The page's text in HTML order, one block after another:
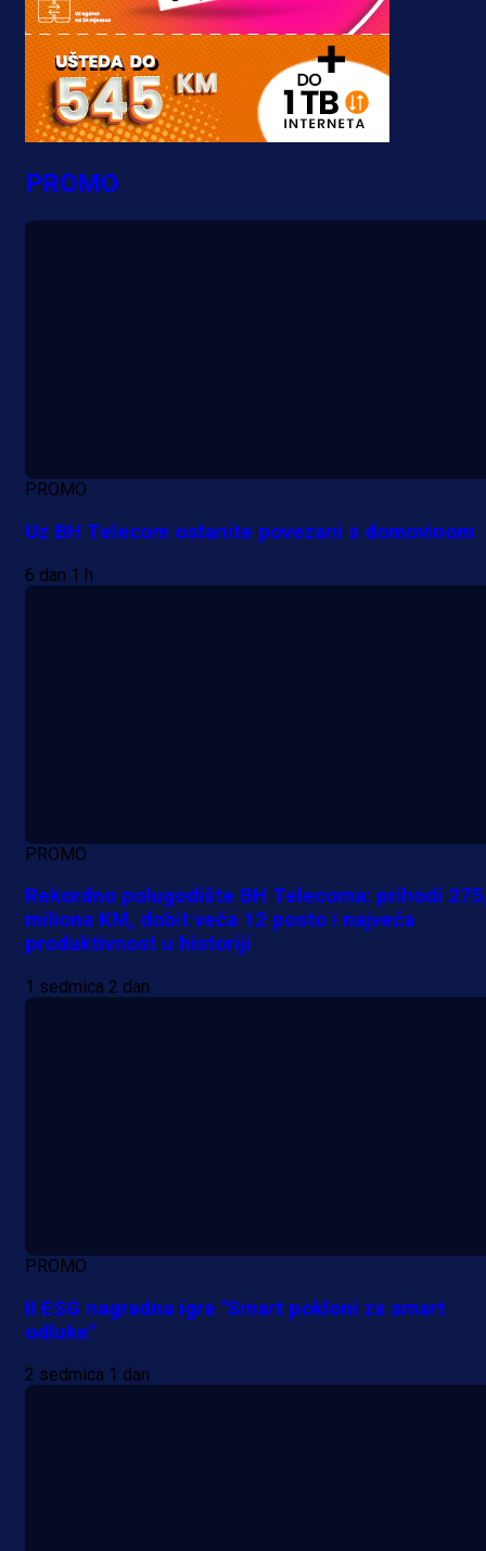
PROMO
PROMO
Uz BH Telecom ostanite povezani s domovinom
6 dan 1 h
PROMO
Rekordno polugodište BH Telecoma: prihodi
miliona KM, dobit veća 12 posto i najveća
produktivnost u historiji
1 sedmica 2 dan
PROMO
II ESG nagradna igra "Smart pokloni za smart
odluke"
2 sedmica 1 dan